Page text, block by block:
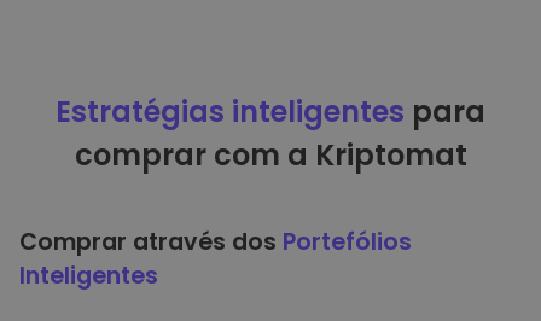
Estratégias inteligentes para
comprar com a Kriptomat
Comprar através dos Portefólios
Inteligentes